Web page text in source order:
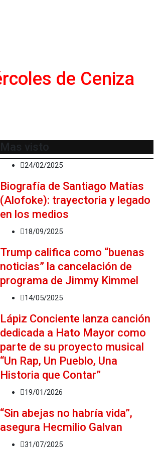
de Ceniza
Mas visto
24/02/2025
Biografía de Santiago Matías
(Alofoke): trayectoria y legado
en los medios
18/09/2025
Trump califica como “buenas
noticias” la cancelación de
programa de Jimmy Kimmel
14/05/2025
Lápiz Conciente lanza canción
dedicada a Hato Mayor como
parte de su proyecto musical
“Un Rap, Un Pueblo, Una
Historia que Contar”
19/01/2026
“Sin abejas no habría vida”,
asegura Hecmilio Galvan
31/07/2025